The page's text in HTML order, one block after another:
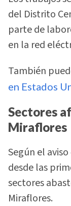
del Distrito
parte de
en la red
También
en Estados
Sectores
Miraflores
Según el
desde las
sectores
Miraflores.